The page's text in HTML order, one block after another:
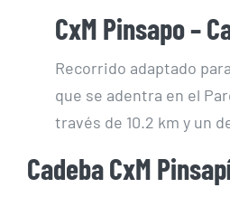
CxM Pinsapo –
Recorrido adaptado
que se adentra en el
través de 10.2 km y un
Cadeba CxM